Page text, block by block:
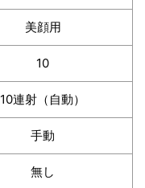
美顔用
10
10連射（自動）
手動
無し